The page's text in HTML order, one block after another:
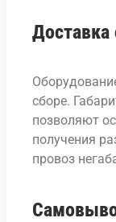
Доставка
сборе.
позволяют
получения
провоз